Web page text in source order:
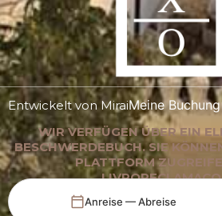
Anreise — Abreise
Entwickelt von MiraiMeine Buchung
WIR VERFÜGEN ÜBER EIN
BESCHWERDEBUCH. SIE
PLATTFORM